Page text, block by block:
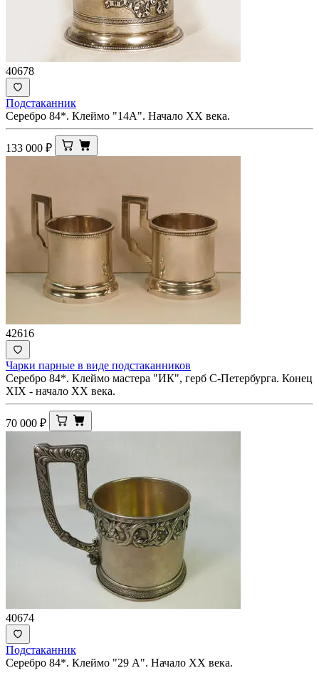
40678
Подстаканник
Серебро 84*. Клеймо "14А". Начало XX века.
133 000 ₽
42616
Чарки парные в виде подстаканников
Серебро 84*. Клеймо мастера "ИК", герб С-Петербурга. Конец
XIX - начало ХХ века.
70 000 ₽
40674
Подстаканник
Серебро 84*. Клеймо "29 А". Начало XX века.